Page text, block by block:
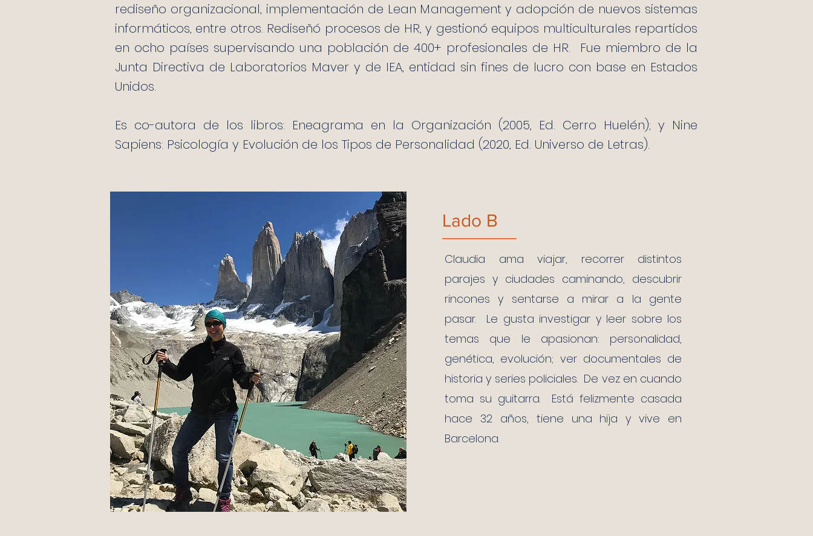
rediseño organizacional, implementación de Lean Management y adopción de nuevos sistemas
informáticos, entre otros. Rediseñó procesos de HR, y gestionó equipos multiculturales repartidos
en ocho países supervisando una población de 400+ profesionales de HR. Fue miembro de la
Junta Directiva de Laboratorios Maver y de IEA, entidad sin fines de lucro con base en Estados
Unidos.
Es co-autora de los libros: Eneagrama en la Organización (2005, Ed. Cerro Huelén); y Nine
Sapiens: Psicología y Evolución de los Tipos de Personalidad (2020, Ed. Universo de Letras).
Lado B
Claudia ama viajar, recorrer distintos
parajes y ciudades caminando, descubrir
rincones y sentarse a mirar a la gente
pasar. Le gusta investigar y leer sobre los
temas que le apasionan: personalidad,
genética, evolución; ver documentales de
historia y series policiales. De vez en cuando
toma su guitarra. Está felizmente casada
hace 32 años, tiene una hija y vive en
Barcelona.